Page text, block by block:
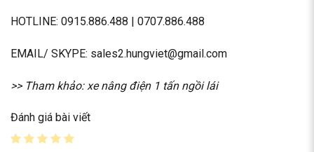
HOTLINE: 0915.886.488 | 0707.886.488
EMAIL/ SKYPE: sales2.hungviet@gmail.com
>> Tham khảo: xe nâng điện 1 tấn ngồi lái
Đánh giá bài viết